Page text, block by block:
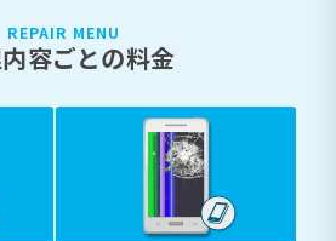
REPAIR MENU
容ごとの料金